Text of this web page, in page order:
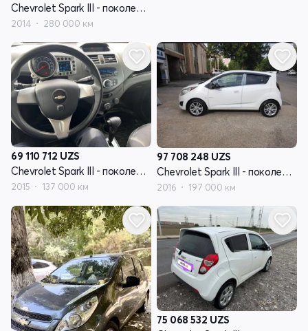
Chevrolet Spark III - поколение
2014 280 000 км
69 110 712 UZS
Chevrolet Spark III - поколение
2015 137 000 км
97 708 248 UZS
Chevrolet Spark III - поколение
2016 197 000 км
75 068 532 UZS